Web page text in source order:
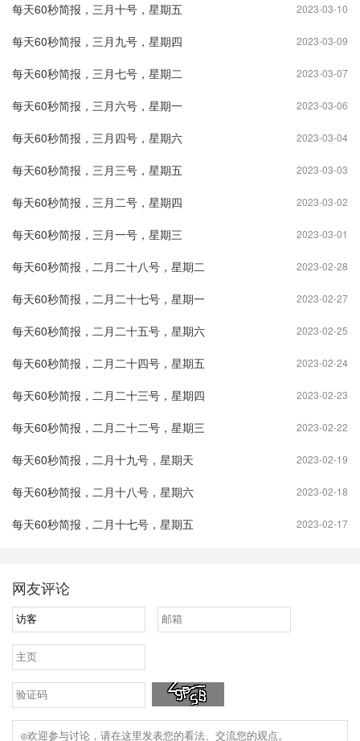
2023-03-10
每天60秒简报，三月十号，星期五
2023-03-09
每天60秒简报，三月九号，星期四
2023-03-07
每天60秒简报，三月七号，星期二
2023-03-06
每天60秒简报，三月六号，星期一
2023-03-04
每天60秒简报，三月四号，星期六
2023-03-03
每天60秒简报，三月三号，星期五
2023-03-02
每天60秒简报，三月二号，星期四
2023-03-01
每天60秒简报，三月一号，星期三
2023-02-28
每天60秒简报，二月二十八号，星期二
2023-02-27
每天60秒简报，二月二十七号，星期一
2023-02-25
每天60秒简报，二月二十五号，星期六
2023-02-24
每天60秒简报，二月二十四号，星期五
2023-02-23
每天60秒简报，二月二十三号，星期四
2023-02-22
每天60秒简报，二月二十二号，星期三
2023-02-19
每天60秒简报，二月十九号，星期天
2023-02-18
每天60秒简报，二月十八号，星期六
2023-02-17
每天60秒简报，二月十七号，星期五
网友评论